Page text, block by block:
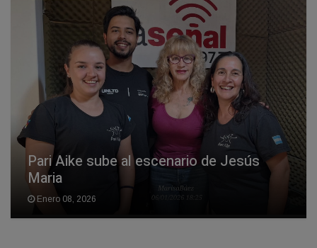
Pari Aike sube al escenario de Jesús
Maria
Enero 08, 2026